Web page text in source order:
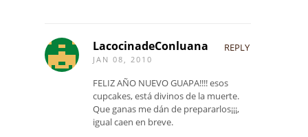
LacocinadeConluana
JAN 08, 2010
REPLY
FELIZ AÑO NUEVO GUAPA!!!! esos
cupcakes, está divinos de la muerte.
Que ganas me dán de prepararlos¡¡¡,
igual caen en breve.